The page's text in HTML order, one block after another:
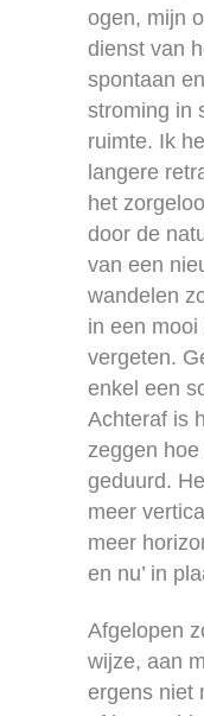
ogen, mijn
dienst van
spontaan
stroming in
ruimte. Ik
langere
het
door de
van een
wandelen
in een
vergeten.
enkel een
Achteraf is
zeggen
geduurd.
meer
meer
en nu’ in
Afgelopen
wijze, aan
ergens niet